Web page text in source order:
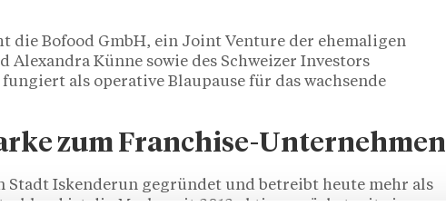
die Bofood GmbH, ein Joint Venture der ehemaligen
Alexandra Künne sowie des Schweizer Investors
als operative Blaupause für das wachsende
zum Franchise-Unternehmen
Stadt Iskenderun gegründet und betreibt heute mehr als
ist die Marke seit 2012 aktiv, zunächst mit einem